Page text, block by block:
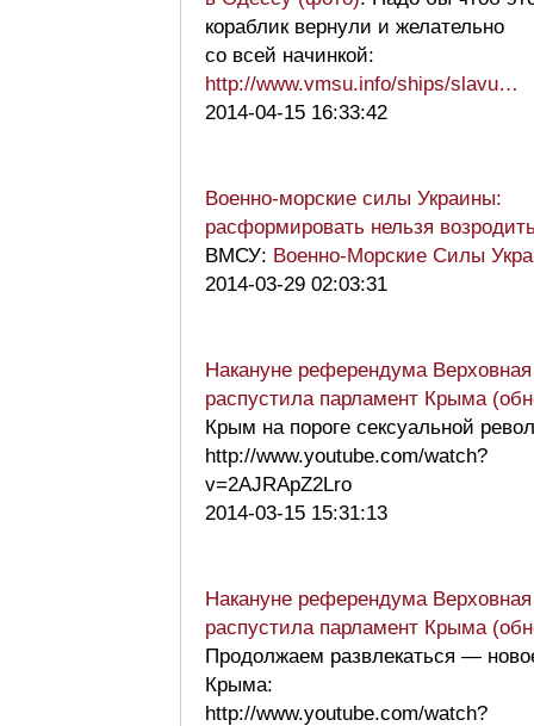
кораблик вернули и желательно
со всей начинкой:
http://www.vmsu.info/ships/slavu…
2014-04-15 16:33:42
Военно-морские силы Украины:
расформировать нельзя
ВМСУ: Военно-Морские Силы
2014-03-29 02:03:31
Накануне референдума
распустила парламент Крыма
Крым на пороге сексуальной
http://www.youtube.com/watch?
v=2AJRApZ2Lro
2014-03-15 15:31:13
Накануне референдума
распустила парламент Крыма
Продолжаем развлекаться —
Крыма:
http://www.youtube.com/watch?